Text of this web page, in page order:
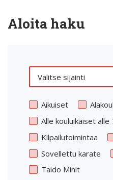
Aloita haku
Aikuiset
Alle kouluikäiset
Kilpailutoimintaa
Sovellettu karate
Taido Minit